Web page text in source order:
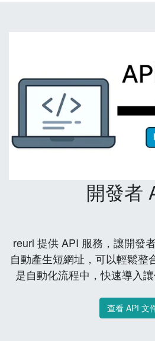
開發者
reurl 提供 API 服務，讓開發
自動產生短網址，可以輕鬆整
是自動化流程中，快速導入讓
查看 API 文